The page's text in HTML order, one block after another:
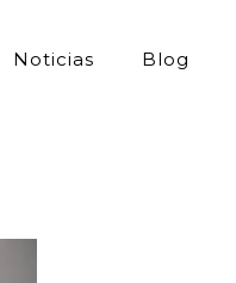
Noticias Blog